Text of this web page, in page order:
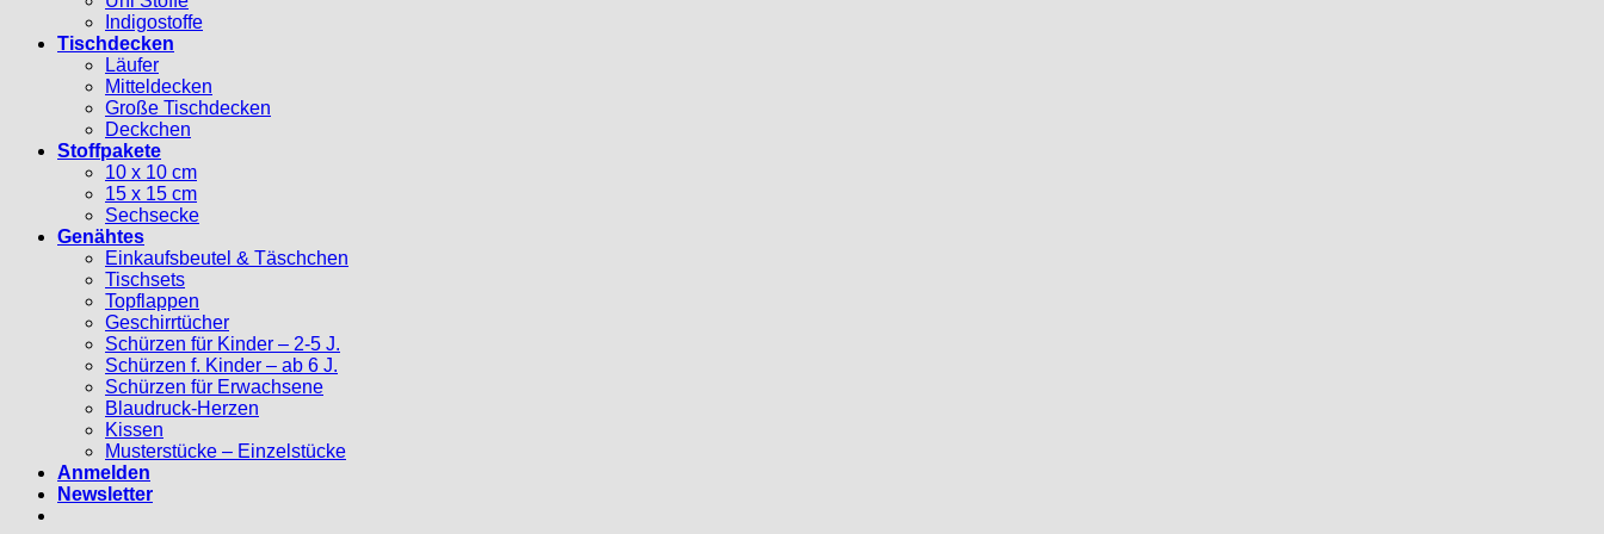
Indigostoffe
Tischdecken
Läufer
Mitteldecken
Große Tischdecken
Deckchen
Stoffpakete
10 x 10 cm
15 x 15 cm
Sechsecke
Genähtes
Einkaufsbeutel & Täschchen
Tischsets
Topflappen
Geschirrtücher
Schürzen für Kinder – 2-5 J.
Schürzen f. Kinder – ab 6 J.
Schürzen für Erwachsene
Blaudruck-Herzen
Kissen
Musterstücke – Einzelstücke
Anmelden
Newsletter